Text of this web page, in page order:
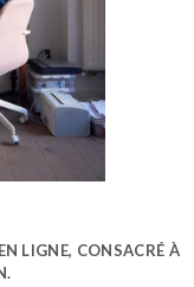
LIGNE, CONSACRÉ À